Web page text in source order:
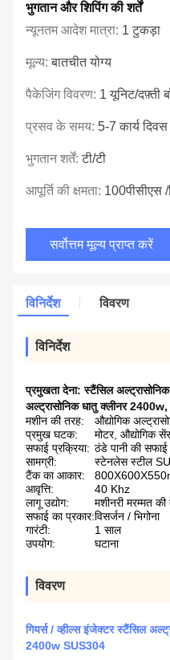
भुगतान और शिपिंग की शर्तें
न्यूनतम आदेश मात्रा: 1 टुकड़ा
मूल्य:बातचीत योग्य
पैकेजिंग विवरण: 1 यूनिट/दफ़्ती
प्रसव के समय: 5-7 कार्य दिवस
भुगतान शर्तें:टी/टी
आपूर्ति की क्षमता: 100पीसीएस /
सर्वोत्तम मूल्य प्राप्त करें
विनिर्देश विवरण
विनिर्देश
प्रमुखता देना:स्टैंसिल
अल्ट्रासोनिक धातु क्लीनर 2400w,
मशीन की तरह:
औद्योगिक
प्रमुख घटक:
मोटर, औद्योगिक
सफाई प्रक्रिया: ठंडे पानी की सफाई
सामग्री:
स्टेनलेस स्टील
टैंक का आकार:
आवृत्ति:
40 Khz
लागू उद्योग:
मशीनरी मरम्मत
सफाई का प्रकार:विसर्जन / भिगोना
गारंटी:
1 साल
उपयोग:
घटाना
विवरण
गियर्स / व्हील्स इंजेक्टर स्टैंसिल
2400w SUS304